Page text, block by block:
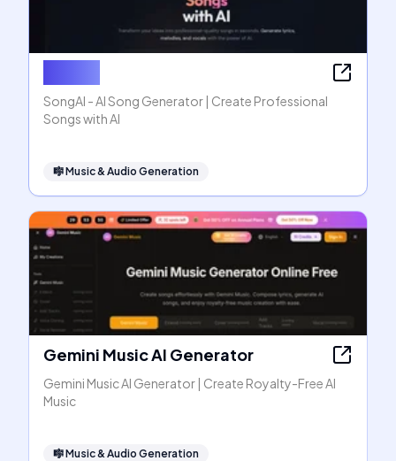
SongAI - AI Song Generator | Create Professional
Songs with AI
🎼Music & Audio Generation
Gemini Music AI Generator
Gemini Music AI Generator | Create Royalty-Free AI
Music
🎼Music & Audio Generation